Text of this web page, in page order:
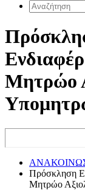
Μητρώο
Πρόσκληση
Μητρώο